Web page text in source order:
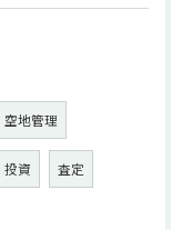
空地管理
投資 査定